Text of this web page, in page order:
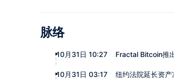
脉络
10月31日 10:27 Fractal Bitcoin推
10月31日 03:17 纽约法院延长资